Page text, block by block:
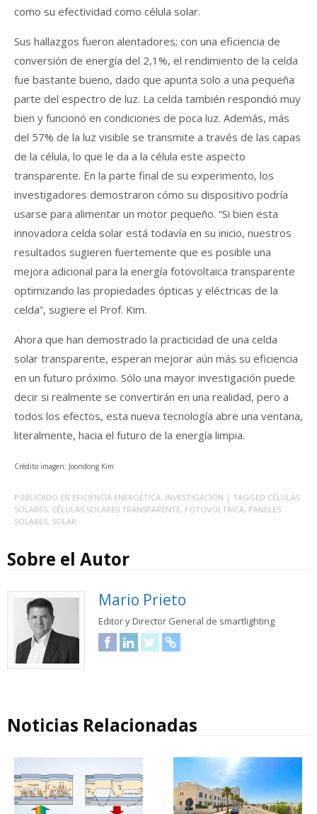
como su efectividad como célula solar.
Sus hallazgos fueron alentadores; con una eficiencia de
conversión de energía del 2,1%, el rendimiento de la celda
fue bastante bueno, dado que apunta solo a una pequeña
parte del espectro de luz. La celda también respondió muy
bien y funcionó en condiciones de poca luz. Además, más
del 57% de la luz visible se transmite a través de las capas
de la célula, lo que le da a la célula este aspecto
transparente. En la parte final de su experimento, los
investigadores demostraron cómo su dispositivo podría
usarse para alimentar un motor pequeño. “Si bien esta
innovadora celda solar está todavía en su inicio, nuestros
resultados sugieren fuertemente que es posible una
mejora adicional para la energía fotovoltaica transparente
optimizando las propiedades ópticas y eléctricas de la
celda”, sugiere el Prof. Kim.
Ahora que han demostrado la practicidad de una celda
solar transparente, esperan mejorar aún más su eficiencia
en un futuro próximo. Sólo una mayor investigación puede
decir si realmente se convertirán en una realidad, pero a
todos los efectos, esta nueva tecnología abre una ventana,
literalmente, hacia el futuro de la energía limpia.
Crédito imagen: Joondong Kim
PUBLICADO EN EFICIENCIA ENERGÉTICA, INVESTIGACIÓN | TAGGED CÉLULAS
SOLARES, CÉLULAS SOLARES TRANSPARENTE, FOTOVOLTAICA, PANELES
SOLARES, SOLAR
Sobre el Autor
Mario Prieto
Editor y Director General de smartlighting
FacebookLinkedInTwitter
Noticias Relacionadas